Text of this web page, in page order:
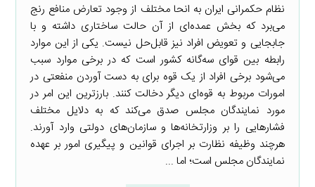
نظام حکمرانی ایران به انحا مختلف از وجود تعارض منافع رنج
می‌برد که بخش عمده‌ای از آن حالت ساختاری داشته و با
جابجایی و تعویض افراد نیز قابل‌حل نیست. یکی از این موارد
رابطه بین قوای سه‌گانه کشور است که در برخی موارد سبب
می‌شود برخی افراد از یک قوه برای به دست آوردن منفعتی در
امورات مربوط به قوه‌ای دیگر دخالت کنند. بارزترین این امر در
مورد نمایندگان مجلس صدق می‌کند که به دلایل مختلف
فشارهایی را بر وزارتخانه‌ها و سازمان‌های دولتی وارد آورند.
هرچند وظیفه نظارت بر اجرای قوانین و پیگیری امور بر عهده
نمایندگان مجلس است؛ اما ...